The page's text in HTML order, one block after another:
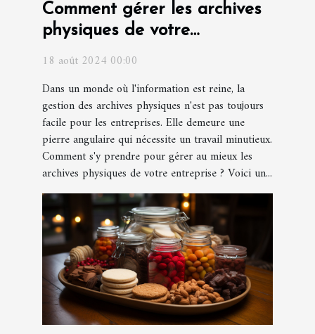
Comment gérer les archives
physiques de votre
entreprise ?
18 août 2024 00:00
Dans un monde où l'information est reine, la
gestion des archives physiques n'est pas toujours
facile pour les entreprises. Elle demeure une
pierre angulaire qui nécessite un travail minutieux.
Comment s'y prendre pour gérer au mieux les
archives physiques de votre entreprise ? Voici un...